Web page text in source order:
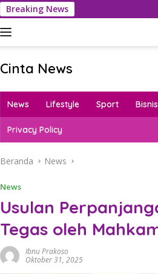
Breaking News
Cinta News
News
Kabar
Inspirasi!
News Lifestyle Sport Bisnis
Privacy Policy
Beranda News
News
Usulan
Tegas oleh
Ibnu Prakoso
Oktober 31, 2025